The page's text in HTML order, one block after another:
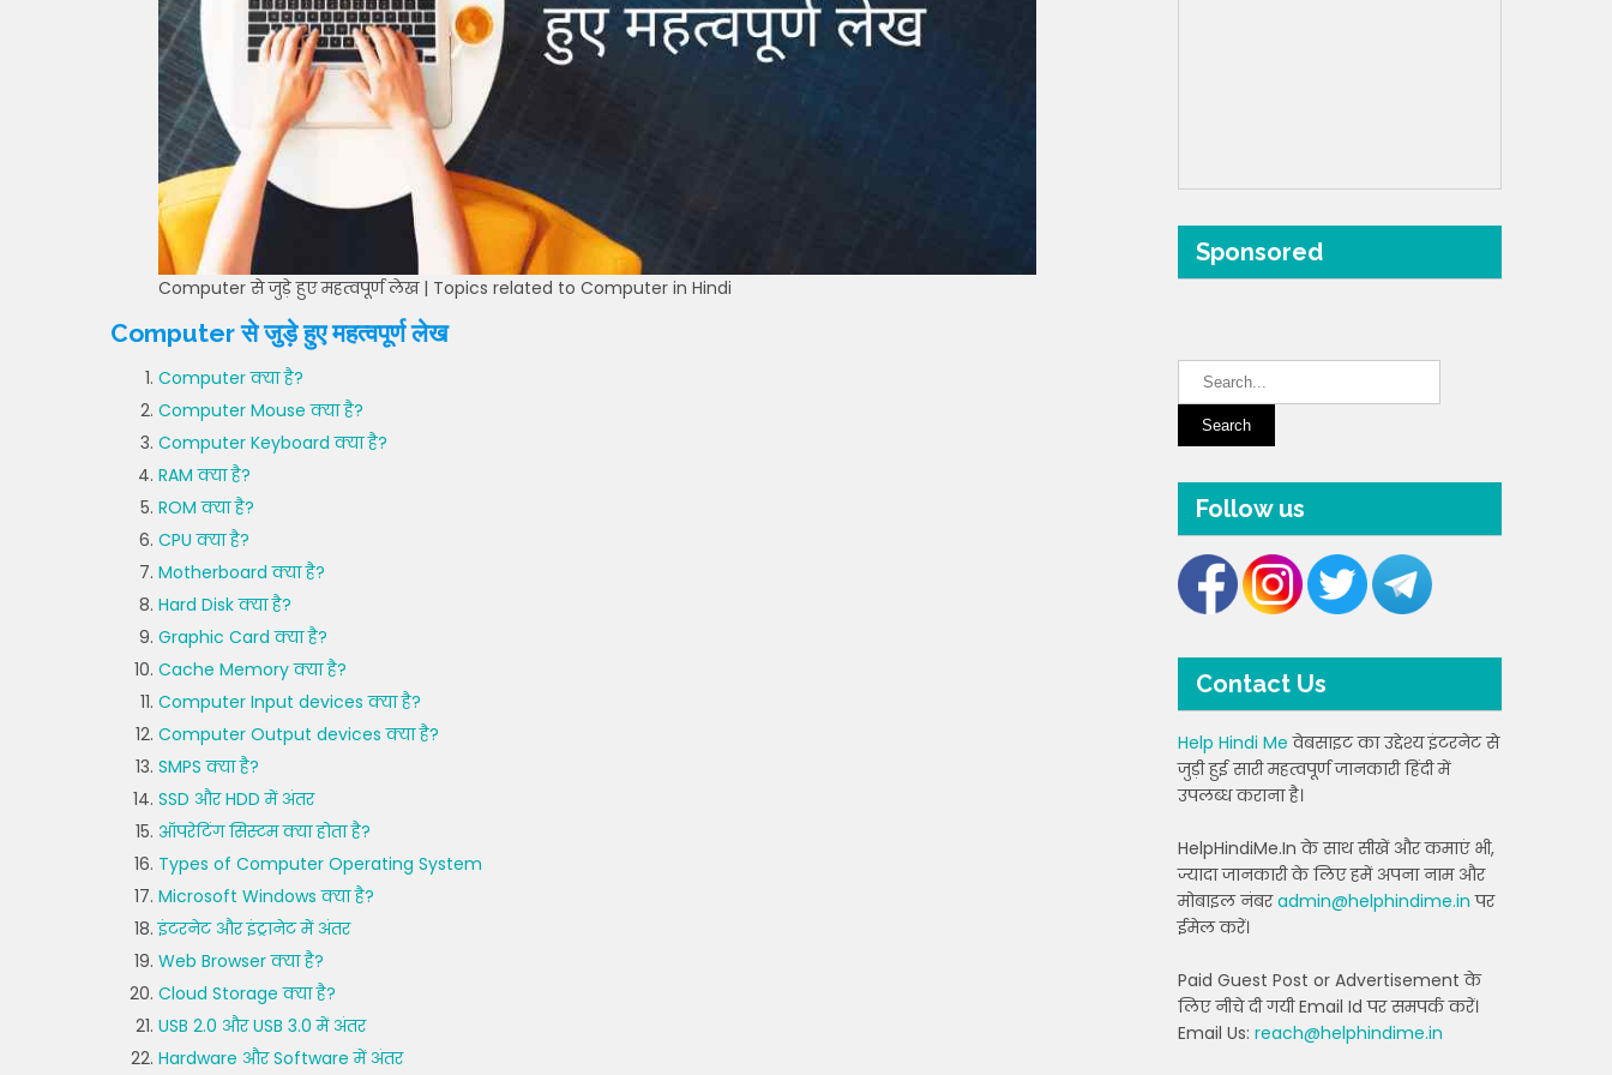
Computer से जुड़े हुए महत्वपूर्ण लेख | Topics related to Computer in Hindi
Computer से जुड़े हुए महत्वपूर्ण लेख
Computer क्या है?
Computer Mouse क्या है?
Computer Keyboard क्या है?
RAM क्या है?
ROM क्या है?
CPU क्या है?
Motherboard क्या है?
Hard Disk क्या है?
Graphic Card क्या है?
Cache Memory क्या है?
Computer Input devices क्या है?
Computer Output devices क्या है?
SMPS क्या है?
SSD और HDD में अंतर
ऑपरेटिंग सिस्टम क्या होता है?
Types of Computer Operating System
Microsoft Windows क्या है?
इंटरनेट और इंट्रानेट में अंतर
Web Browser क्या है?
Cloud Storage क्या है?
USB 2.0 और USB 3.0 में अंतर
Hardware और Software में अंतर
Sponsored
Follow us
Contact Us
Help Hindi Me वेबसाइट का उद्देश्य इंटरनेट से
जुड़ी हुई सारी महत्वपूर्ण जानकारी हिंदी में
उपलब्ध कराना है।
HelpHindiMe.In के साथ सीखें और कमाएं भी,
ज्यादा जानकारी के लिए हमें अपना नाम और
मोबाइल नंबरadmin@helphindime.in पर
ईमेल करें।
Paid Guest Post or Advertisement के
लिए नीचे दी गयी Email Id पर समपर्क करें।
Email Us: reach@helphindime.in